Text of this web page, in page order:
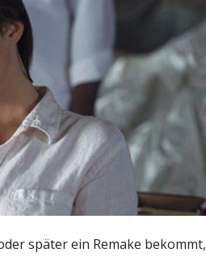
später ein Remake bekommt,